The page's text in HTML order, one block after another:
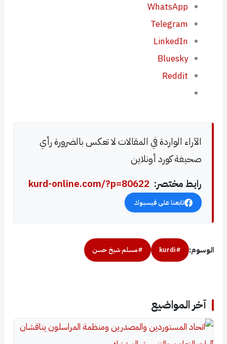
WhatsApp
Telegram
LinkedIn
Bluesky
Reddit
الآراء الواردة في المقالات لا تعكس بالضرورة رأي
صحيفة كورد أونلاين
رابط مختصر: kurd-online.com/?p=80622
تابعنا على فيسبوك
الوسوم: #kurdi #مسلم شيخ حسن
آخر المواضيع